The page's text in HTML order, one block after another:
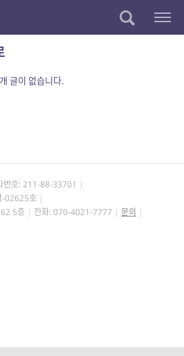
글이 없습니다.
번호: 211-88-33701
-02625호
5층
전화: 070-4021-7777
문의